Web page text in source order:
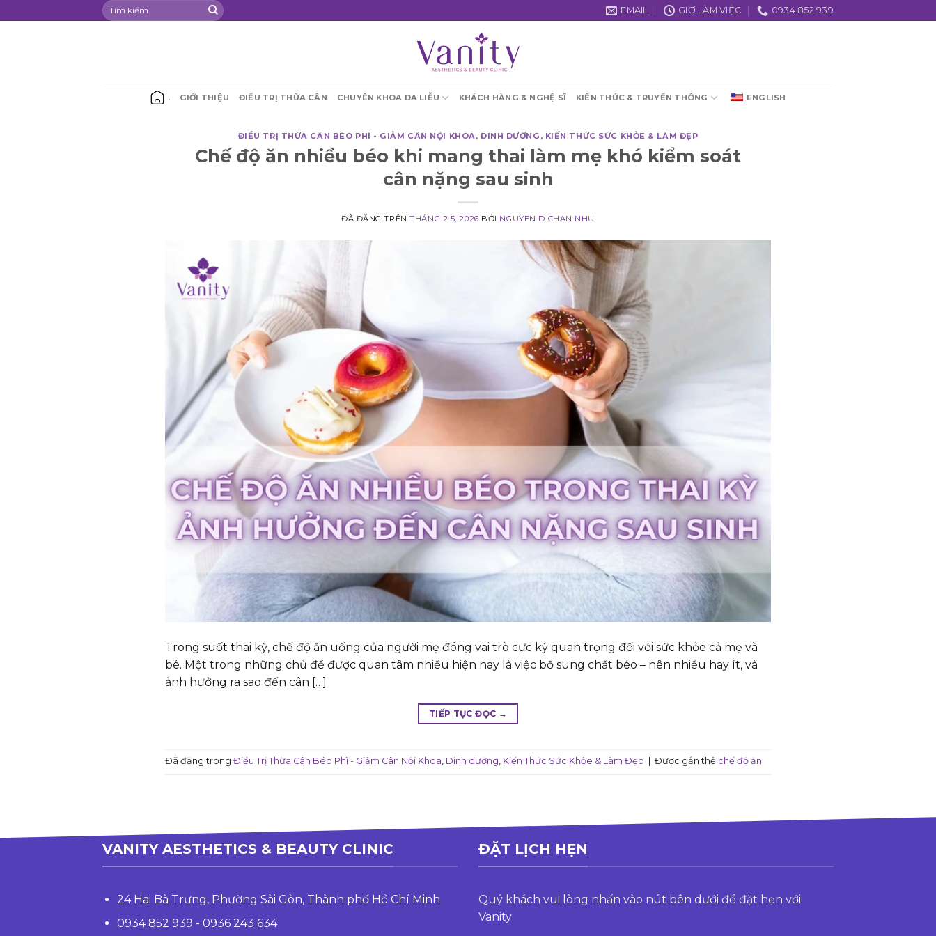
đến
EMAIL GIỜ LÀM VIỆC 0934 852 939
. GIỚI THIỆU ĐIỀU TRỊ THỪA CÂN CHUYÊN KHOA DA LIỄU KHÁCH HÀNG & NGHỆ SĨ KIẾN THỨC & TRUYỀN THÔNG ENGLISH
ĐIỀU TRỊ THỪA CÂN BÉO PHÌ - GIẢM CÂN NỘI KHOA, DINH DƯỠNG , KIẾN THỨC SỨC KHỎE & LÀM ĐẸP
Chế độ ăn nhiều béo khi mang thai làm mẹ khó kiểm soát
cân nặng sau sinh
ĐÃ ĐĂNG TRÊNTHÁNG 2 5, 2026 BỞI NGUYEN D CHAN NHU
Trong suốt thai kỳ, chế độ ăn uống của người mẹ đóng vai trò cực kỳ quan trọng đối với sức khỏe cả mẹ và
bé. Một trong những chủ đề được quan tâm nhiều hiện nay là việc bổ sung chất béo – nên nhiều hay ít, và
ảnh hưởng ra sao đến cân […]
TIẾP TỤC ĐỌC →
Đã đăng trong Điều Trị Thừa Cân Béo Phì - Giảm Cân Nội Khoa, Dinh dưỡng, Kiến Thức Sức Khỏe & Làm Đẹp Được gắn thẻ chế độ ăn
VANITY AESTHETICS & BEAUTY CLINIC
24 Hai Bà Trưng, Phường Sài Gòn, Thành phố Hồ Chí Minh
0934 852 939 - 0936 243 634
ĐẶT LỊCH HẸN
Quý khách vui lòng nhấn vào nút bên dưới để đặt hẹn với
Vanity